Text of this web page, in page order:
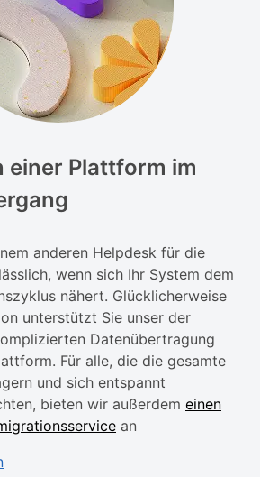
einer Plattform im
anderen Helpdesk für die
wenn sich Ihr System dem
nähert. Glücklicherweise
unterstützt Sie unser der
Datenübertragung
Für alle, die die gesamte
und sich entspannt
bieten wir außerdem einen
an